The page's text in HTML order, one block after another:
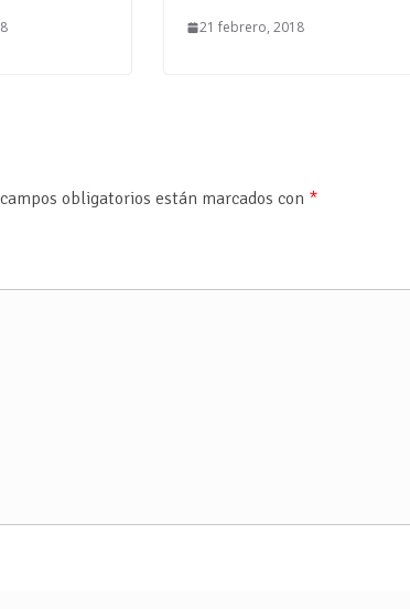
21 febrero, 2018
obligatorios están marcados con *